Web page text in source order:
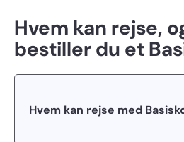
Hvem kan rejse,
bestiller du et
Hvem kan rejse med